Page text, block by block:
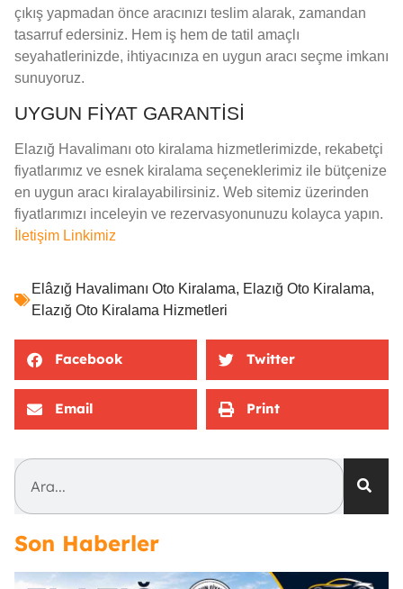
çıkış yapmadan önce aracınızı teslim alarak, zamandan
tasarruf edersiniz. Hem iş hem de tatil amaçlı
seyahatlerinizde, ihtiyacınıza en uygun aracı seçme imkanı
sunuyoruz.
UYGUN FIYAT GARANTISI
Elazığ Havalimanı oto kiralama hizmetlerimizde, rekabetçi
fiyatlarımız ve esnek kiralama seçeneklerimiz ile bütçenize
en uygun aracı kiralayabilirsiniz. Web sitemiz üzerinden
fiyatlarımızı inceleyin ve rezervasyonunuzu kolayca yapın.
İletişim Linkimiz
Elâzığ Havalimanı Oto Kiralama, Elazığ Oto Kiralama,
Elazığ Oto Kiralama Hizmetleri
Facebook Twitter
Email Print
Son Haberler